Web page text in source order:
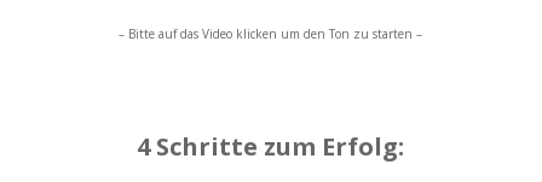
– Bitte auf das Video klicken um den Ton zu starten –
4 Schritte zum Erfolg: